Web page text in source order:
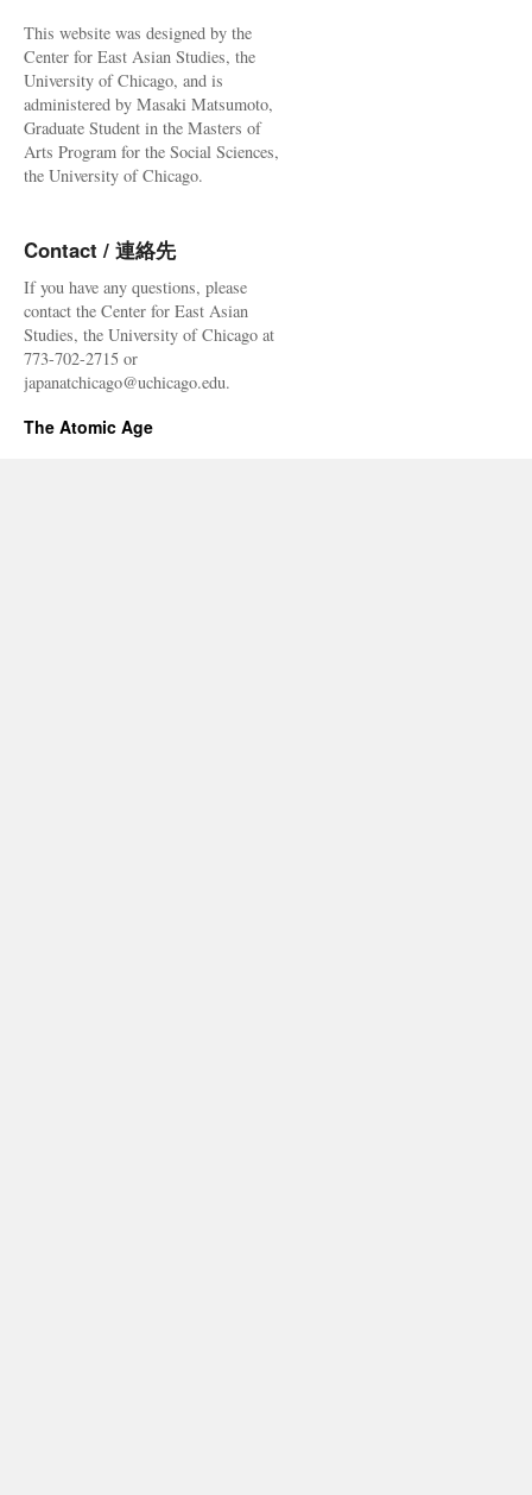
This website was designed by the
Center for East Asian Studies, the
University of Chicago, and is
administered by Masaki Matsumoto,
Graduate Student in the Masters of
Arts Program for the Social Sciences,
the University of Chicago.
Contact / 連絡先
If you have any questions, please
contact the Center for East Asian
Studies, the University of Chicago at
773-702-2715 or
japanatchicago@uchicago.edu.
The Atomic Age